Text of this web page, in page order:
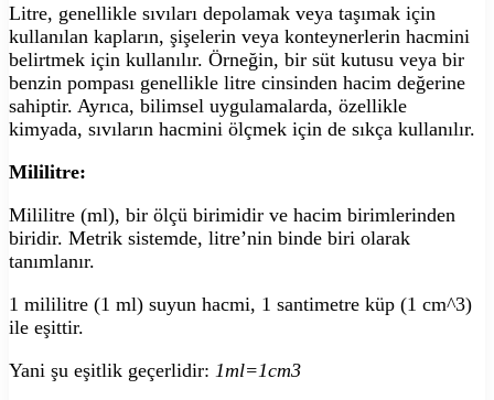
Litre, genellikle sıvıları depolamak veya taşımak için
kullanılan kapların, şişelerin veya konteynerlerin hacmini
belirtmek için kullanılır. Örneğin, bir süt kutusu veya bir
benzin pompası genellikle litre cinsinden hacim değerine
sahiptir. Ayrıca, bilimsel uygulamalarda, özellikle
kimyada, sıvıların hacmini ölçmek için de sıkça kullanılır.
Mililitre:
Mililitre (ml), bir ölçü birimidir ve hacim birimlerinden
biridir. Metrik sistemde, litre’nin binde biri olarak
tanımlanır.
1 mililitre (1 ml) suyun hacmi, 1 santimetre küp (1 cm^3)
ile eşittir.
Yani şu eşitlik geçerlidir: 1ml=1cm3